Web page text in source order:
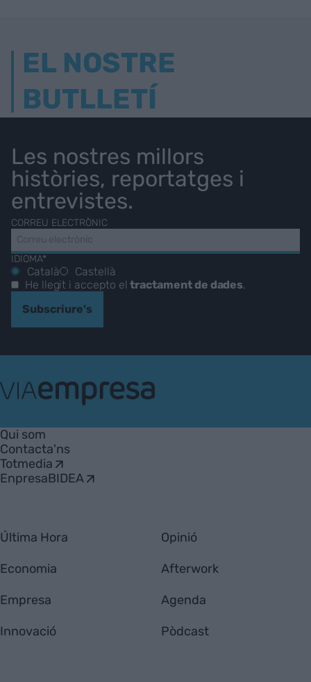
EL NOSTRE
BUTLLETÍ
Les nostres millors
històries, reportatges i
entrevistes.
CORREU ELECTRÒNIC
IDIOMA*
Català
Castellà
He llegit i accepto eltractament de dades.
Subscriure's
Empresa
Qui som
Contacta'ns
Totmedia
EnpresaBIDEA
Última Hora
Economia
Empresa
Innovació
Opinió
Afterwork
Agenda
Pòdcast